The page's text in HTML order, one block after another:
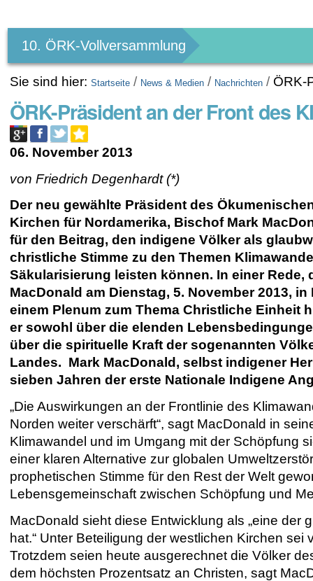
Werkzeuge
10. ÖRK-Vollversammlung
Sie sind hier: Startseite / News & Medien / Nachrichten / ÖRK-
ÖRK-Präsident an der Front des
06. November 2013
von Friedrich Degenhardt (*)
Der neu gewählte Präsident des
Kirchen für Nordamerika, Bischof Mark
für den Beitrag, den indigene Völker als
christliche Stimme zu den Themen
Säkularisierung leisten können. In einer Rede,
MacDonald am Dienstag, 5. November 2013, in
einem Plenum zum Thema Christliche Einheit
er sowohl über die elenden
über die spirituelle Kraft der sogenannten
Landes. Mark MacDonald, selbst indigener
sieben Jahren der erste Nationale Indigene
„Die Auswirkungen an der Frontlinie des
Norden weiter verschärft“, sagt MacDonald in
Klimawandel und im Umgang mit der Schöpfung
einer klaren Alternative zur globalen
prophetischen Stimme für den Rest der Welt
Lebensgemeinschaft zwischen Schöpfung und
MacDonald sieht diese Entwicklung als „eine der
hat.“ Unter Beteiligung der westlichen Kirchen
Trotzdem seien heute ausgerechnet die Völker
dem höchsten Prozentsatz an Christen, sagt